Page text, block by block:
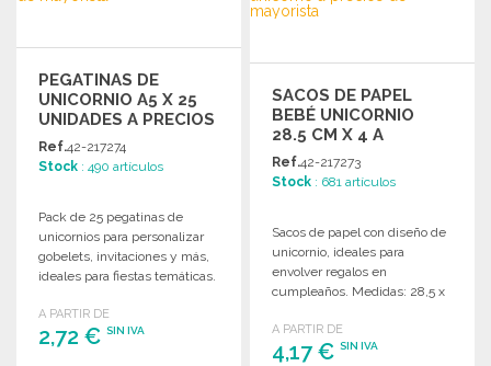
PEGATINAS DE
UNICORNIO A5 X 25
UNIDADES A PRECIOS
DE MAYORISTA
Ref.42-217274
Stock : 490 artículos
Pack de 25 pegatinas de
unicornios para personalizar
gobelets, invitaciones y más,
ideales para fiestas temáticas.
A PARTIR DE
2,72 € SIN IVA
SACOS DE PAPEL
BEBÉ UNICORNIO
28.5 CM X 4 A
PRECIOS DE
MAYORISTA
Ref.42-217273
Stock : 681 artículos
Sacos de papel con diseño de
unicornio, ideales para
envolver regalos en
cumpleaños. Medidas: 28,5 x
A PARTIR DE
4,17 €SIN IVA